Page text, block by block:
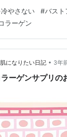
直しから！！ タンパ
タンパク質。 実は女
パク質は女性ホル
す。 特に女性ホル
ルモンのエストロゲ
き…
やさない #バスト
ラーゲン
になりたい日記 • 3年
ーゲンサプリの